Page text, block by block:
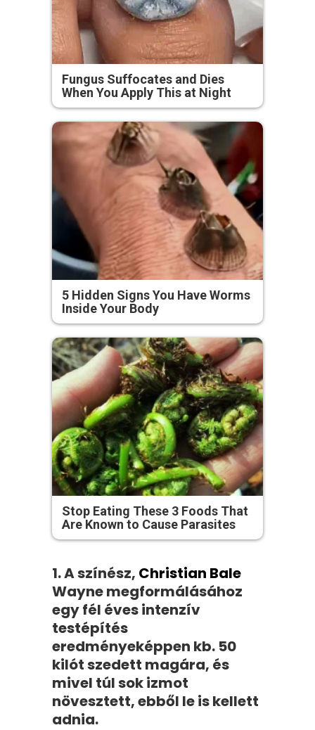
Fungus Suffocates and Dies
When You Apply This at Night
5 Hidden Signs You Have Worms
Inside Your Body
Stop Eating These 3 Foods That
Are Known to Cause Parasites
1. A színész, Christian Bale
Wayne megformálásához
egy fél éves intenzív
testépítés
eredményeképpen kb. 50
kilót szedett magára, és
mivel túl sok izmot
növesztett, ebből le is kellett
adnia.